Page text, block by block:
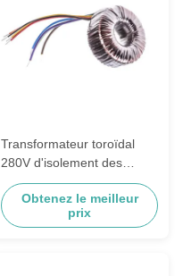
Transformateur toroïdal
280V d'isolement des
petites communications
28VA télé- à 22V/19.3V
Obtenez le meilleur
prix